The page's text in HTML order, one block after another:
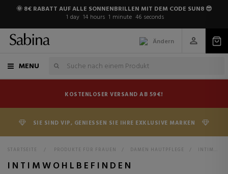
🌞 8€ RABATT AUF ALLE SONNENBRILLEN MIT DEM CODE SUN8 😎
1 day 14 hours 1 minute 45 seconds
Ändern
MENU
KOSTENLOSER VERSAND AB 59€!
SIE SIND VIP, GENIESSEN SIE IHRE EXKLUSIVE MARKEN
STARTSEITE > PRODUKTE FÜR FRAUEN > DAMEN HAUTPFLEGE > INTIMWOHLBEFINDEN
INTIMWOHLBEFINDEN